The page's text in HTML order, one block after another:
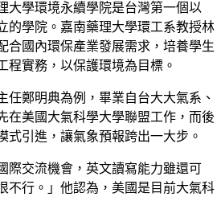
大學環境永續學院是台灣第一個以
的學院。嘉南藥理大學環工系教授林
合國內環保產業發展需求，培養學生
程實務，以保護環境為目標。
任鄭明典為例，畢業自台大大氣系、
在美國大氣科學大學聯盟工作，而後
式引進，讓氣象預報跨出一大步。
際交流機會，英文讀寫能力雖還可
不行。」他認為，美國是目前大氣科